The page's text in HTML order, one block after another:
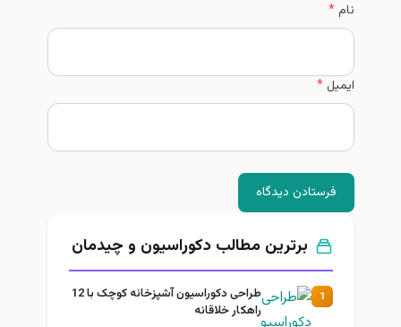
نام*
ایمیل*
فرستادن دیدگاه
برترین مطالب دكوراسيون و چيدمان
1
طراحی دکوراسیون آشپزخانه کوچک با 12
راهکار خلاقانه